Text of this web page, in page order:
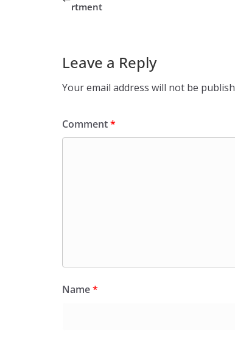
rtment
Leave a Reply
Your email address will not be
Comment*
Name*